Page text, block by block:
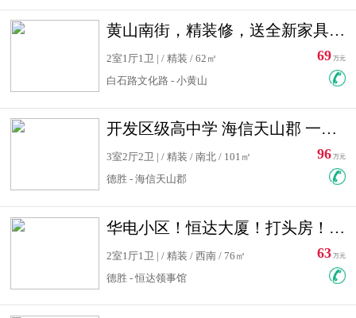
黄山南街，精装修，送全新家具，看房有钥匙，实用面积大
2室1厅1卫 | / 精装 / 62㎡
白石路文化路 - 小黄山
69 万元
开发区级高中学 海信天山郡 一手合同没有税！ 送车位
3室2厅2卫 | / 精装 / 南北 / 101㎡
德胜 - 海信天山郡
96 万元
华电小区！恒达大厦！打头房！精装修！可低首付！随时看房！
2室1厅1卫 | / 精装 / 西南 / 76㎡
德胜 - 恒达领事馆
63 万元